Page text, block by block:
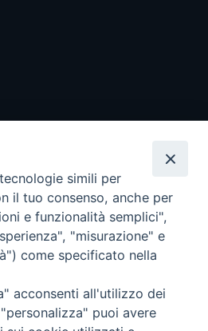
- Tutti i diritti riservati - Vita
simili per
il tuo consenso, anche per
e funzionalità semplici",
"misurazione" e
come specificato nella
acconsenti all'utilizzo dei
puoi avere